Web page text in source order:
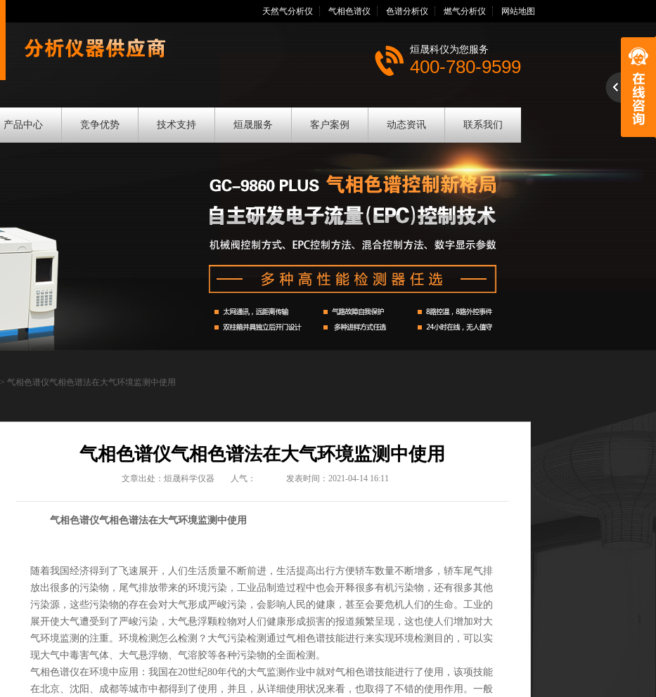
天然气分析仪 气相色谱仪 色谱分析仪 燃气分析仪 网站地图
烜晟科仪为您服务
400-780-9599
产品中心 竞争优势 技术支持 烜晟服务 客户案例 动态资讯 联系我们
> 气相色谱仪气相色谱法在大气环境监测中使用
气相色谱仪气相色谱法在大气环境监测中使用
文章出处：烜晟科学仪器 人气： 发表时间：2021-04-14 16:11
气相色谱仪气相色谱法在大气环境监测中使用
随着我国经济得到了飞速展开，人们生活质量不断前进，生活提高出行方便轿车数量不断增多，轿车尾气排
放出很多的污染物，尾气排放带来的环境污染，工业品制造过程中也会开释很多有机污染物，还有很多其他
污染源，这些污染物的存在会对大气形成严峻污染，会影响人民的健康，甚至会要危机人们的生命。工业的
展开使大气遭受到了严峻污染，大气悬浮颗粒物对人们健康形成损害的报道频繁呈现，这也使人们增加对大
气环境监测的注重。环境检测怎么检测？大气污染检测通过气相色谱技能进行来实现环境检测目的，可以实
现大气中毒害气体、大气悬浮物、气溶胶等各种污染物的全面检测。
气相色谱仪在环境中应用：我国在20世纪80年代的大气监测作业中就对气相色谱技能进行了使用，该项技能
在北京、沈阳、成都等城市中都得到了使用，并且，从详细使用状况来看，也取得了不错的使用作用。一般